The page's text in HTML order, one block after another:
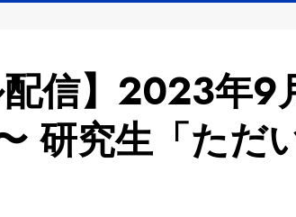
配信】2023年9
研究生「た